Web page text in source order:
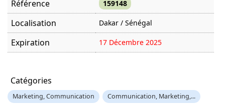
Référence 159148
Localisation Dakar / Sénégal
Expiration 17 Décembre 2025
Catégories
Marketing, Communication Communication, Marketing,...